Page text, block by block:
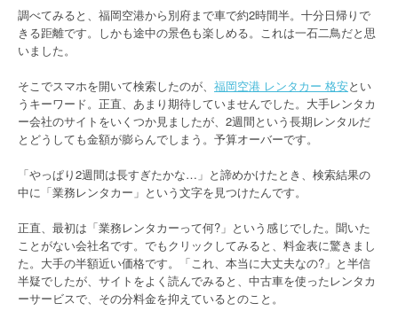
調べてみると、福岡空港から別府まで車で約2時間半。十分日帰りで
きる距離です。しかも途中の景色も楽しめる。これは一石二鳥だと思
いました。
そこでスマホを開いて検索したのが、 福岡空港 レンタカー 格安とい
うキーワード。正直、あまり期待していませんでした。大手レンタカ
ー会社のサイトをいくつか見ましたが、2週間という長期レンタルだ
とどうしても金額が膨らんでしまう。予算オーバーです。
「やっぱり2週間は長すぎたかな…」と諦めかけたとき、検索結果の
中に「業務レンタカー」という文字を見つけたんです。
正直、最初は「業務レンタカーって何?」という感じでした。聞いた
ことがない会社名です。でもクリックしてみると、料金表に驚きまし
た。大手の半額近い価格です。「これ、本当に大丈夫なの?」と半信
半疑でしたが、サイトをよく読んでみると、中古車を使ったレンタカ
ーサービスで、その分料金を抑えているとのこと。